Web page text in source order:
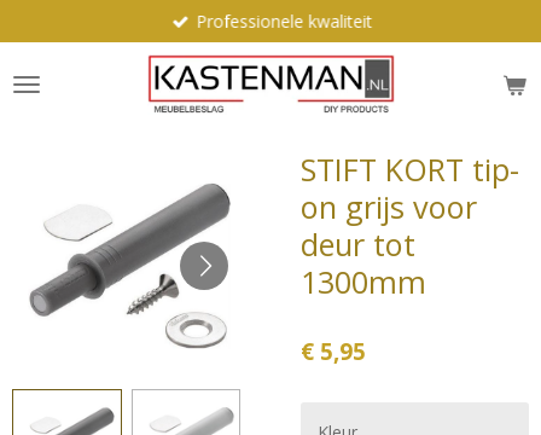
direct
naar
de
Professionele kwaliteit
STIFT KORT tip-
on grijs voor
deur tot
1300mm
€ 5,95